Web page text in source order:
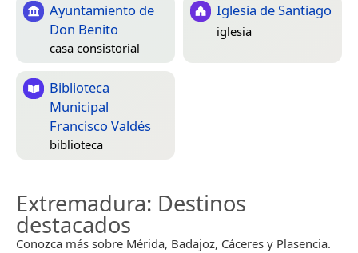
Ayuntamiento de
Don Benito
casa consistorial
Iglesia de Santiago
iglesia
Biblioteca
Municipal
Francisco Valdés
biblioteca
Extremadura: Destinos
destacados
Conozca más sobre Mérida, Badajoz, Cáceres y Plasencia.